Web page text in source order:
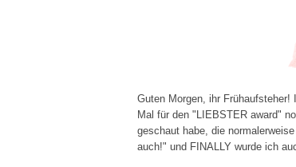
Guten Morgen, ihr
Mal für den "LIEBSTER award"
geschaut habe, die
auch!" und FINALLY wurde ich